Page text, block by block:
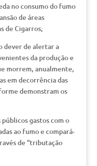
no consumo do fumo
de áreas
de Cigarros;
dever de alertar a
da produção e
morrem, anualmente,
em decorrência das
demonstram os
gastos com o
ao fumo e compará-
de “tributação